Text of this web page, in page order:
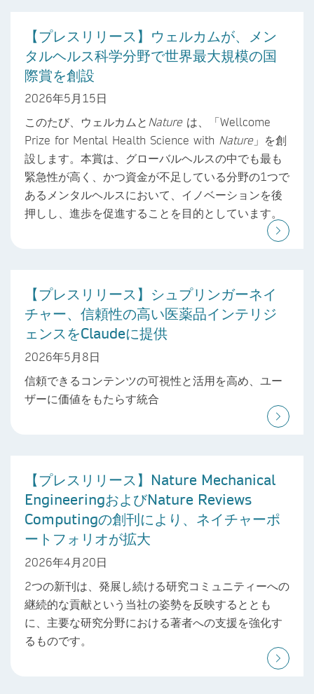
【プレスリリース】ウェルカムが、メン
タルヘルス科学分野で世界最大規模の国
際賞を創設
2026年5月15日
このたび、ウェルカムとNature は、「Wellcome
Prize for Mental Health Science with Nature」を創
設します。本賞は、グローバルヘルスの中でも最も
緊急性が高く、かつ資金が不足している分野の1つで
あるメンタルヘルスにおいて、イノベーションを後
押しし、進歩を促進することを目的としています。
【プレスリリース】シュプリンガーネイ
チャー、信頼性の高い医薬品インテリジ
ェンスをClaudeに提供
2026年5月8日
信頼できるコンテンツの可視性と活用を高め、ユー
ザーに価値をもたらす統合
【プレスリリース】Nature Mechanical
EngineeringおよびNature Reviews
Computingの創刊により、ネイチャーポ
ートフォリオが拡大
2026年4月20日
2つの新刊は、発展し続ける研究コミュニティーへの
継続的な貢献という当社の姿勢を反映するととも
に、主要な研究分野における著者への支援を強化す
るものです。